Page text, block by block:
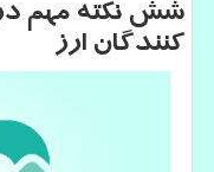
شش نكته مهم
كنندگان ارز